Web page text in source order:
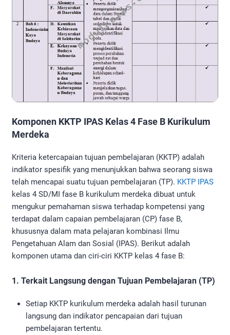
Komponen KKTP IPAS Kelas 4 Fase B Kurikulum
Merdeka
Kriteria ketercapaian tujuan pembelajaran (KKTP) adalah
indikator spesifik yang menunjukkan bahwa seorang siswa
telah mencapai suatu tujuan pembelajaran (TP). KKTP IPAS
kelas 4 SD/MI fase B kurikulum merdeka dibuat untuk
mengukur pemahaman siswa terhadap kompetensi yang
terdapat dalam capaian pembelajaran (CP) fase B,
khususnya dalam mata pelajaran kombinasi Ilmu
Pengetahuan Alam dan Sosial (IPAS). Berikut adalah
komponen utama dan ciri-ciri KKTP kelas 4 fase B:
1. Terkait Langsung dengan Tujuan Pembelajaran (TP)
Setiap KKTP kurikulum merdeka adalah hasil turunan
langsung dan indikator pencapaian dari tujuan
pembelajaran tertentu.